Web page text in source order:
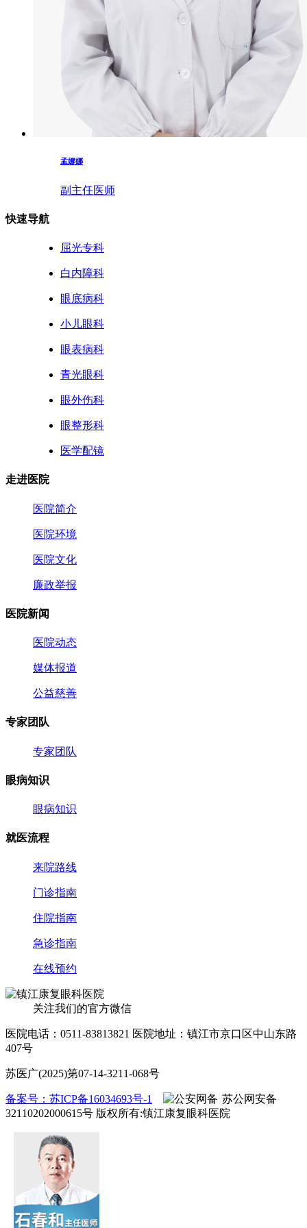
孟娜娜
副主任医师
快速导航
屈光专科
白内障科
眼底病科
小儿眼科
眼表病科
青光眼科
眼外伤科
眼整形科
医学配镜
走进医院
医院简介
医院环境
医院文化
廉政举报
医院新闻
医院动态
媒体报道
公益慈善
专家团队
专家团队
眼病知识
眼病知识
就医流程
来院路线
门诊指南
住院指南
急诊指南
在线预约
关注我们的官方微信
医院电话：0511-83813821 医院地址：镇江市京口区中山东路
407号
苏医广(2025)第07-14-3211-068号
备案号：苏ICP备16034693号-1
苏公网安备
32110202000615号 版权所有:镇江康复眼科医院